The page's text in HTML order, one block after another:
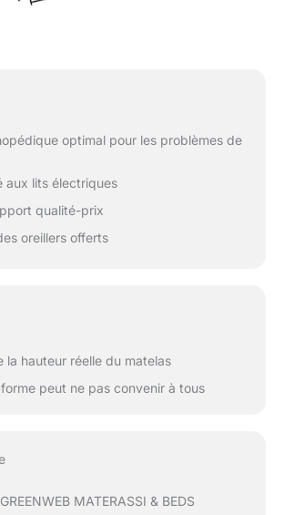
optimal pour les problèmes de
aux lits électriques
qualité-prix
oreillers offerts
la hauteur réelle du matelas
peut ne pas convenir à tous
MATERASSI & BEDS